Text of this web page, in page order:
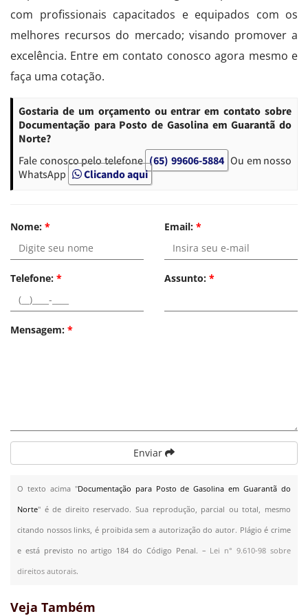
com profissionais capacitados e equipados com os
melhores recursos do mercado; visando promover a
excelência. Entre em contato conosco agora mesmo e
faça uma cotação.
Gostaria de um orçamento ou entrar em contato sobre
Documentação para Posto de Gasolina em Guarantã do
Norte?
Fale conosco pelo telefone (65) 99606-5884 Ou em nosso
WhatsApp
Clicando aqui
Nome: * Email: *
Telefone: * Assunto: *
Mensagem: *
Enviar
O texto acima "Documentação para Posto de Gasolina em Guarantã do
Norte" é de direito reservado. Sua reprodução, parcial ou total, mesmo
citando nossos links, é proibida sem a autorização do autor. Plágio é crime
e está previsto no artigo 184 do Código Penal. – Lei n° 9.610-98 sobre
direitos autorais.
Veja Também